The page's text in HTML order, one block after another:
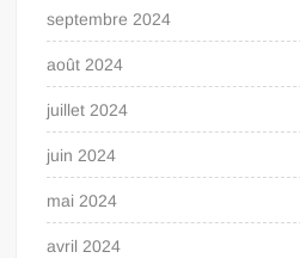
septembre 2024
août 2024
juillet 2024
juin 2024
mai 2024
avril 2024